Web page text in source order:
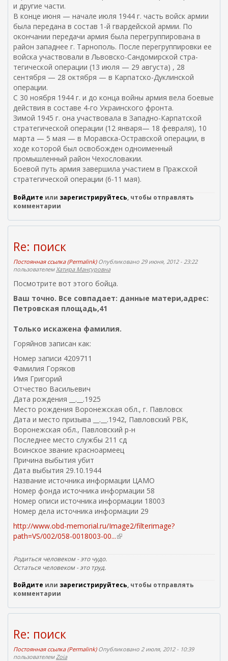
)
к
а
)
и другие части.
В конце июня — начале июля 1944 г. часть войск армии
была передана в со­став 1-й гвардейской армии. По
оконча­нии передачи армия была перегруппи­рована в
район западнее г. Тарнополь. После перегруппировки ее
войска уча­ствовали в Львовско-Сандомирской стра­
тегической операции (13 июля — 29 ав­густа) , 28
сентября — 28 октября — в Карпатско-Дуклинской
операции.
С 30 ноября 1944 г. и до конца войны армия вела боевые
действия в составе 4-го Украинского фронта.
Зимой 1945 г. она участвовала в Запад­но-Карпатской
стратегической опера­ции (12 января— 18 февраля), 10
мар­та — 5 мая — в Моравска-Остравской опе­рации, в
ходе которой был освобожден одноименный
промышленный район Чехословакии.
Боевой путь армия завершила учас­тием в Пражской
стратегической опе­рации (6-11 мая).
Войдите или зарегистрируйтесь, чтобы отправлять
комментарии
Re: поиск
Постоянная ссылка (Permalink)Опубликовано 29 июня, 2012 - 23:22
пользователемХатира Мансуровна
Посмотрите вот этого бойца.
Ваш точно. Все совпадает: данные матери,адрес:
Петровская площадь,41
Только искажена фамилия.
Горяйнов записан как:
Номер записи 4209711
Фамилия Горяков
Имя Григорий
Отчество Васильевич
Дата рождения __.__.1925
Место рождения Воронежская обл., г. Павловск
Дата и место призыва __.__.1942, Павловский РВК,
Воронежская обл., Павловский р-н
Последнее место службы 211 сд
Воинское звание красноармеец
Причина выбытия убит
Дата выбытия 29.10.1944
Название источника информации ЦАМО
Номер фонда источника информации 58
Номер описи источника информации 18003
Номер дела источника информации 29
http://www.obd-memorial.ru/Image2/filterimage?
path=VS/002/058-0018003-00...(
н
н
я
л
Родиться человеком - это чудо.
Остаться человеком - это труд.
Войдите или зарегистрируйтесь, чтобы отправлять
комментарии
Re: поиск
Постоянная ссылка (Permalink)Опубликовано 2 июля, 2012 - 10:39
пользователемZoia